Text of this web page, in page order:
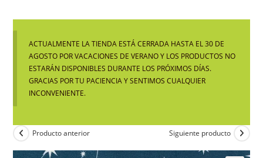
ACTUALMENTE LA TIENDA ESTÁ CERRADA HASTA EL 30 DE
AGOSTO POR VACACIONES DE VERANO Y LOS PRODUCTOS NO
ESTARÁN DISPONIBLES DURANTE LOS PRÓXIMOS DÍAS.
GRACIAS POR TU PACIENCIA Y SENTIMOS CUALQUIER
INCONVENIENTE.
Producto anterior Siguiente producto